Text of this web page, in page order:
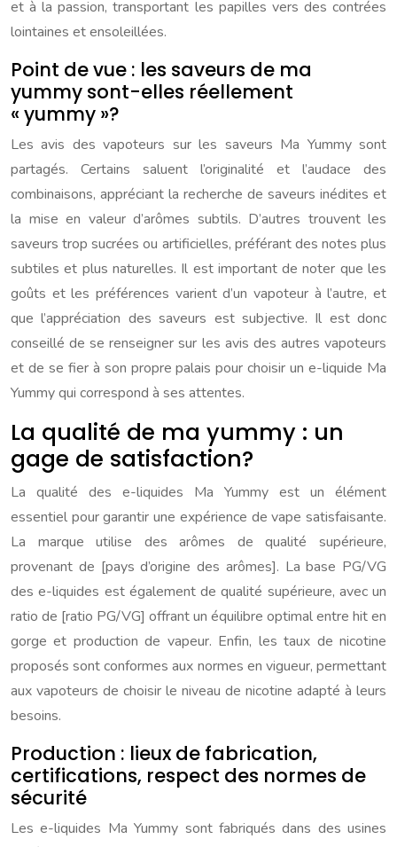
et à la passion, transportant les papilles vers des contrées
lointaines et ensoleillées.
Point de vue : les saveurs de ma
yummy sont-elles réellement
« yummy »?
Les avis des vapoteurs sur les saveurs Ma Yummy sont
partagés. Certains saluent l’originalité et l’audace des
combinaisons, appréciant la recherche de saveurs inédites et
la mise en valeur d’arômes subtils. D’autres trouvent les
saveurs trop sucrées ou artificielles, préférant des notes plus
subtiles et plus naturelles. Il est important de noter que les
goûts et les préférences varient d’un vapoteur à l’autre, et
que l’appréciation des saveurs est subjective. Il est donc
conseillé de se renseigner sur les avis des autres vapoteurs
et de se fier à son propre palais pour choisir un e-liquide Ma
Yummy qui correspond à ses attentes.
La qualité de ma yummy : un
gage de satisfaction?
La qualité des e-liquides Ma Yummy est un élément
essentiel pour garantir une expérience de vape satisfaisante.
La marque utilise des arômes de qualité supérieure,
provenant de [pays d’origine des arômes]. La base PG/VG
des e-liquides est également de qualité supérieure, avec un
ratio de [ratio PG/VG] offrant un équilibre optimal entre hit en
gorge et production de vapeur. Enfin, les taux de nicotine
proposés sont conformes aux normes en vigueur, permettant
aux vapoteurs de choisir le niveau de nicotine adapté à leurs
besoins.
Production : lieux de fabrication,
certifications, respect des normes de
sécurité
Les e-liquides Ma Yummy sont fabriqués dans des usines